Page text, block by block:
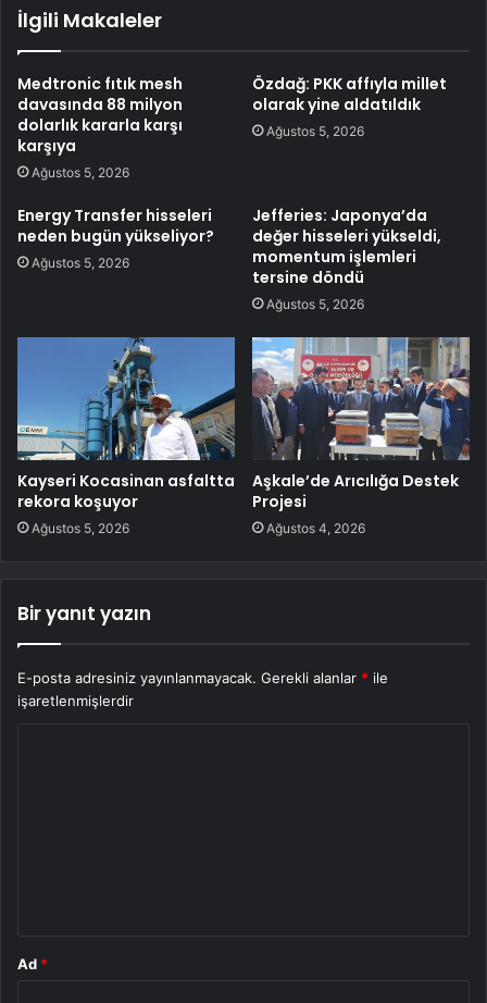
İlgili Makaleler
Medtronic fıtık mesh
davasında 88 milyon
dolarlık kararla karşı
karşıya
Ağustos 5, 2026
Özdağ: PKK affıyla millet
olarak yine aldatıldık
Ağustos 5, 2026
Energy Transfer hisseleri
neden bugün yükseliyor?
Ağustos 5, 2026
Jefferies: Japonya’da
değer hisseleri yükseldi,
momentum işlemleri
tersine döndü
Ağustos 5, 2026
Kayseri Kocasinan asfaltta
rekora koşuyor
Ağustos 5, 2026
Aşkale’de Arıcılığa Destek
Projesi
Ağustos 4, 2026
Bir yanıt yazın
E-posta adresiniz yayınlanmayacak. Gerekli alanlar * ile
işaretlenmişlerdir
Ad *